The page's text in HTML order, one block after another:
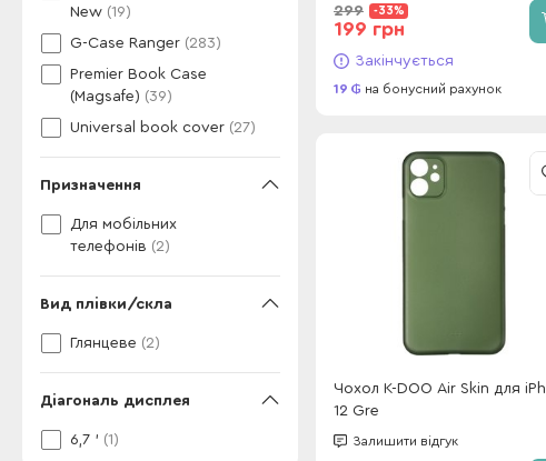
New (19)
G-Case Ranger (283)
Premier Book Case
(Magsafe) (39)
Universal book cover (27)
Призначення
Для мобільних
телефонів (2)
Вид плівки/скла
Глянцеве (2)
Діагональ дисплея
6,7 ' (1)
299 -33%
199 грн
Закінчується
19 на бонусний рахунок
Чохол K-DOO Air Skin для iPhone
12 Gre
Залишити відгук